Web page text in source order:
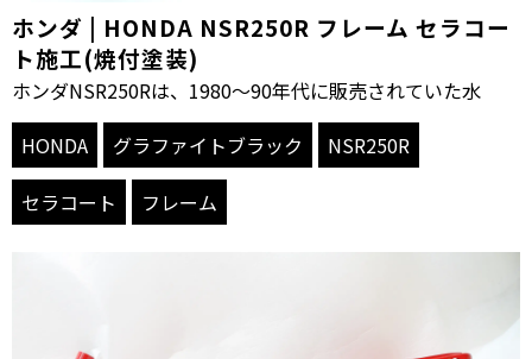
ホンダ | HONDA NSR250R フレーム セラコー
ト施工(焼付塗装)
ホンダNSR250Rは、1980〜90年代に販売されていた水
HONDA
グラファイトブラック
NSR250R
セラコート
フレーム